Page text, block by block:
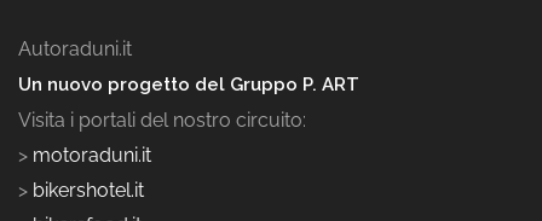
Autoraduni.it
Un nuovo progetto del Gruppo P. ART
Visita i portali del nostro circuito:
> motoraduni.it
> bikershotel.it